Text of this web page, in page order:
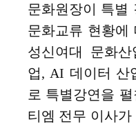
문화원장이 특별
문화교류 현황에
성신여대 문화
업, AI 데이터 산
로 특별강연을
티엠 전무 이사가